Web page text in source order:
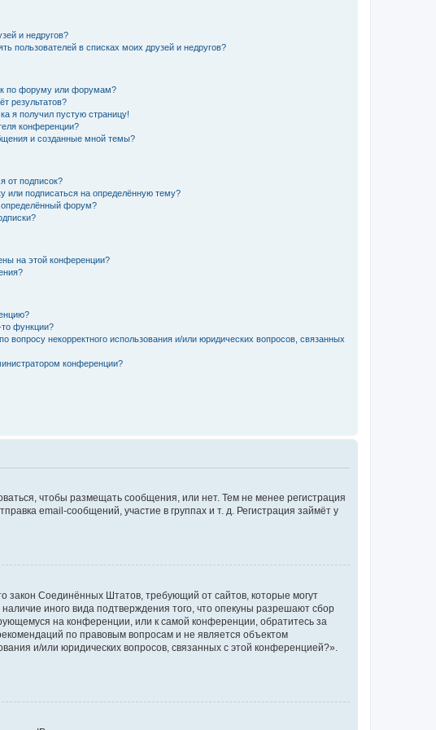
и недругов?
пользователей в списках моих друзей и недругов?
по форуму или форумам?
результатов?
я получил пустую страницу!
конференции?
и созданные мной темы?
от подписок?
или подписаться на определённую тему?
определённый форум?
на этой конференции?
функции?
вопросу некорректного использования и/или юридических вопросов, связанных
конференции?
чтобы размещать сообщения, или нет. Тем не менее регистрация
email-сообщений, участие в группах и т. д. Регистрация займёт у
закон Соединённых Штатов, требующий от сайтов, которые могут
иного вида подтверждения того, что опекуны разрешают сбор
на конференции, или к самой конференции, обратитесь за
по правовым вопросам и не является объектом
и/или юридических вопросов, связанных с этой конференцией?».